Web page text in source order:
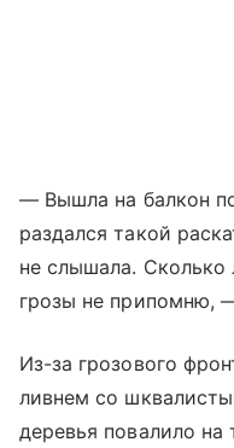
— Вышла на балкон
раздался такой
не слышала. Сколько
грозы не припомню,
Из-за грозового
ливнем со
деревья повалило на